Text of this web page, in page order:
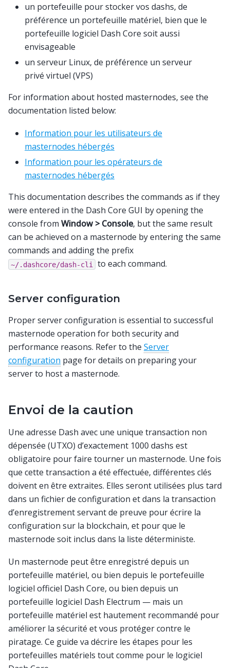
un portefeuille pour stocker vos dashs, de
préférence un portefeuille matériel, bien que le
portefeuille logiciel Dash Core soit aussi
envisageable
un serveur Linux, de préférence un serveur
privé virtuel (VPS)
For information about hosted masternodes, see the
documentation listed below:
Information pour les utilisateurs de
masternodes hébergés
Information pour les opérateurs de
masternodes hébergés
This documentation describes the commands as if they
were entered in the Dash Core GUI by opening the
console from Window > Console, but the same result
can be achieved on a masternode by entering the same
commands and adding the prefix
~/.dashcore/dash-cli to each command.
Server configuration
Proper server configuration is essential to successful
masternode operation for both security and
performance reasons. Refer to the Server
configuration page for details on preparing your
server to host a masternode.
Envoi de la caution
Une adresse Dash avec une unique transaction non
dépensée (UTXO) d’exactement 1000 dashs est
obligatoire pour faire tourner un masternode. Une fois
que cette transaction a été effectuée, différentes clés
doivent en être extraites. Elles seront utilisées plus tard
dans un fichier de configuration et dans la transaction
d’enregistrement servant de preuve pour écrire la
configuration sur la blockchain, et pour que le
masternode soit inclus dans la liste déterministe.
Un masternode peut être enregistré depuis un
portefeuille matériel, ou bien depuis le portefeuille
logiciel officiel Dash Core, ou bien depuis un
portefeuille logiciel Dash Electrum — mais un
portefeuille matériel est hautement recommandé pour
améliorer la sécurité et vous protéger contre le
piratage. Ce guide va décrire les étapes pour les
portefeuilles matériels tout comme pour le logiciel